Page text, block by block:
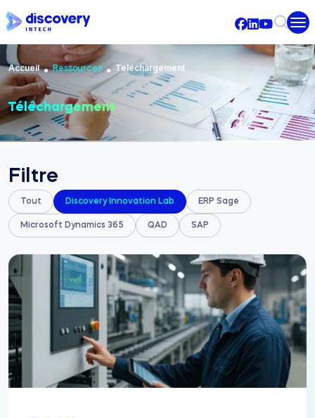
Fil d'Ariane
Accueil Ressources Téléchargement
Téléchargement
Filtre
Tout Discovery Innovation Lab ERP Sage
Microsoft Dynamics 365 QAD SAP